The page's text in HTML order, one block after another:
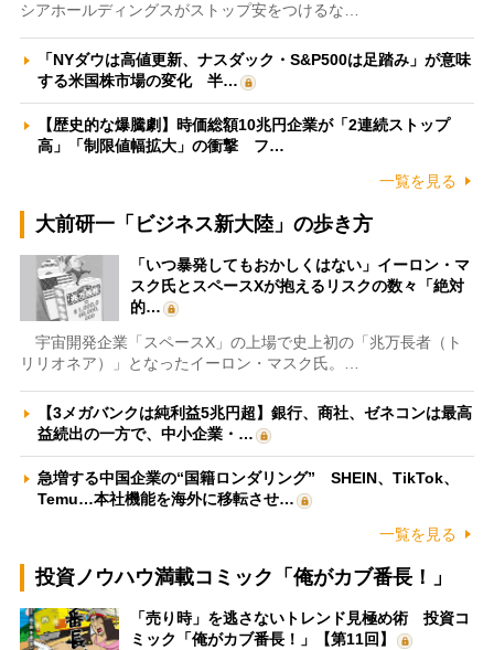
シアホールディングスがストップ安をつけるな…
「NYダウは高値更新、ナスダック・S&P500は足踏み」が意味
する米国株市場の変化 半…
【歴史的な爆騰劇】時価総額10兆円企業が「2連続ストップ
高」「制限値幅拡大」の衝撃 フ…
一覧を見る
大前研一「ビジネス新大陸」の歩き方
「いつ暴発してもおかしくはない」イーロン・マ
スク氏とスペースXが抱えるリスクの数々「絶対
的…
宇宙開発企業「スペースX」の上場で史上初の「兆万長者（ト
リリオネア）」となったイーロン・マスク氏。…
【3メガバンクは純利益5兆円超】銀行、商社、ゼネコンは最高
益続出の一方で、中小企業・…
急増する中国企業の“国籍ロンダリング” SHEIN、TikTok、
Temu…本社機能を海外に移転させ…
一覧を見る
投資ノウハウ満載コミック「俺がカブ番長！」
「売り時」を逃さないトレンド見極め術 投資コ
ミック「俺がカブ番長！」【第11回】